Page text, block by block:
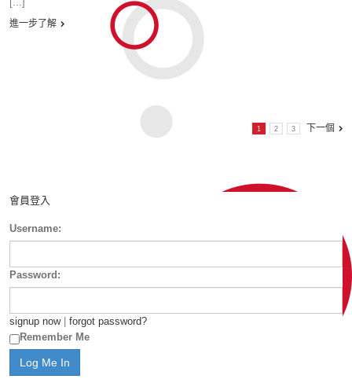
進一步了解
1 2 3 下一個
會員登入
Username:
Password:
signup now| forgot password?
Remember Me